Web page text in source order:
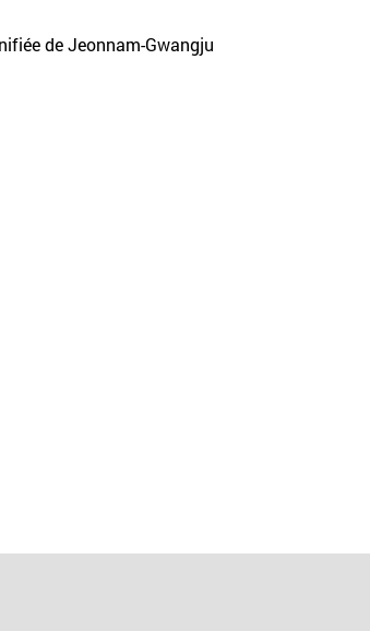
de Jeonnam-Gwangju